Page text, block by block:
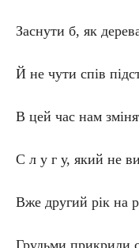
Заснути б, як
Й не чути спів
В цей час нам
С л у г у, який не
Вже другий рік на
Грудьми прикрили